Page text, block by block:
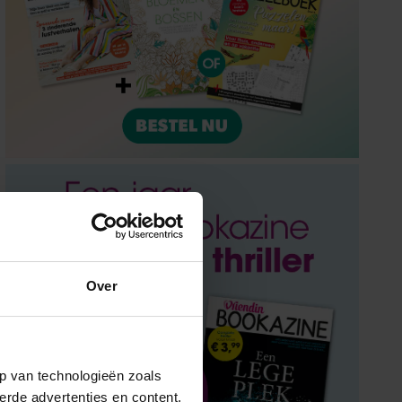
Over
van technologieën zoals
advertenties en content,